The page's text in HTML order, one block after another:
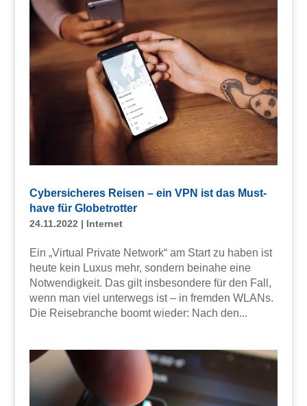
Cybersicheres Reisen – ein VPN ist das Must-
have für Globetrotter
24.11.2022| Internet
Ein „Virtual Private Network“ am Start zu haben ist
heute kein Luxus mehr, sondern beinahe eine
Notwendigkeit. Das gilt insbesondere für den Fall,
wenn man viel unterwegs ist – in fremden WLANs.
Die Reisebranche boomt wieder: Nach den...